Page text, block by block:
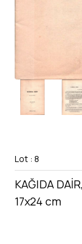
Lot : 8
KAĞIDA
17x24 cm